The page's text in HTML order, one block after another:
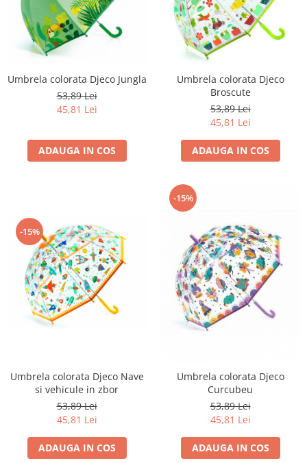
Umbrela colorata Djeco Jungla
53,89 Lei
45,81 Lei
ADAUGA IN COS
Umbrela colorata Djeco
Broscute
53,89 Lei
45,81 Lei
ADAUGA IN COS
-15%
Umbrela colorata Djeco Nave
si vehicule in zbor
53,89 Lei
45,81 Lei
ADAUGA IN COS
-15%
Umbrela colorata Djeco
Curcubeu
53,89 Lei
45,81 Lei
ADAUGA IN COS